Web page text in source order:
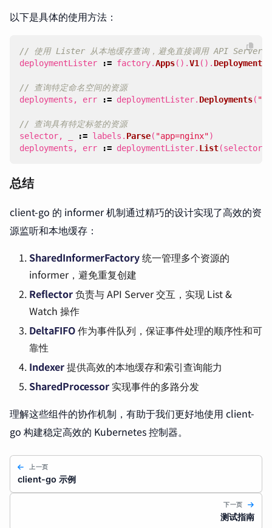
以下是具体的使用方法：
// 使用 Lister 从本地缓存查询，避免直接调用 API Server
deploymentLister
:= factory.Apps().V1 (). Deployments
// 查询特定命名空间的资源
deployments , err := deploymentLister. Deployments(
// 查询具有特定标签的资源
selector, := labels . Parse( "app=nginx")
deployments , err := deploymentLister. List(selector
总结
client-go 的 informer 机制通过精巧的设计实现了高效的资
源监听和本地缓存：
SharedInformerFactory统一管理多个资源的
informer，避免重复创建
Reflector负责与 API Server 交互，实现 List &
Watch 操作
DeltaFIFO作为事件队列，保证事件处理的顺序性和可
靠性
Indexer提供高效的本地缓存和索引查询能力
SharedProcessor 实现事件的多路分发
理解这些组件的协作机制，有助于我们更好地使用 client-
go 构建稳定高效的 Kubernetes 控制器。
上一页
client-go 示例
下一页
测试指南